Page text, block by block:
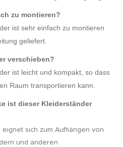
zu montieren?
ist sehr einfach zu montieren
geliefert.
verschieben?
ist leicht und kompakt, so dass
Raum transportieren kann.
ist dieser Kleiderständer
sich zum Aufhängen von
und anderen